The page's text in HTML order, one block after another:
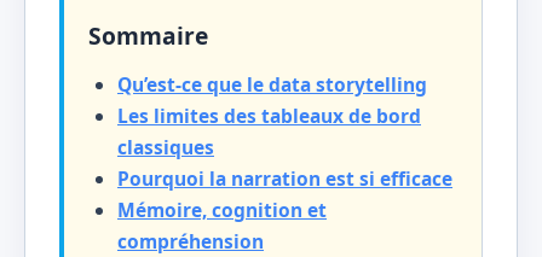
Sommaire
Qu’est-ce que le data storytelling
Les limites des tableaux de bord
classiques
Pourquoi la narration est si efficace
Mémoire, cognition et
compréhension